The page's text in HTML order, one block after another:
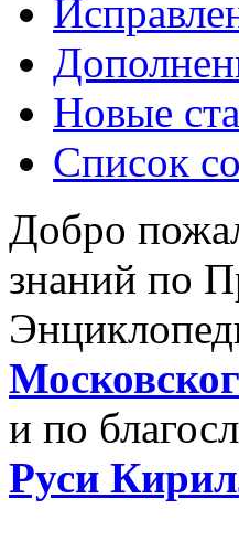
Новые
Список
Добро
знаний по
и по
Руси